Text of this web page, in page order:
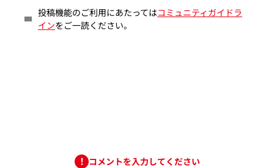
投稿機能のご利用にあたってはコミュニティガイドラ
インをご一読ください。
コメントを入力してください